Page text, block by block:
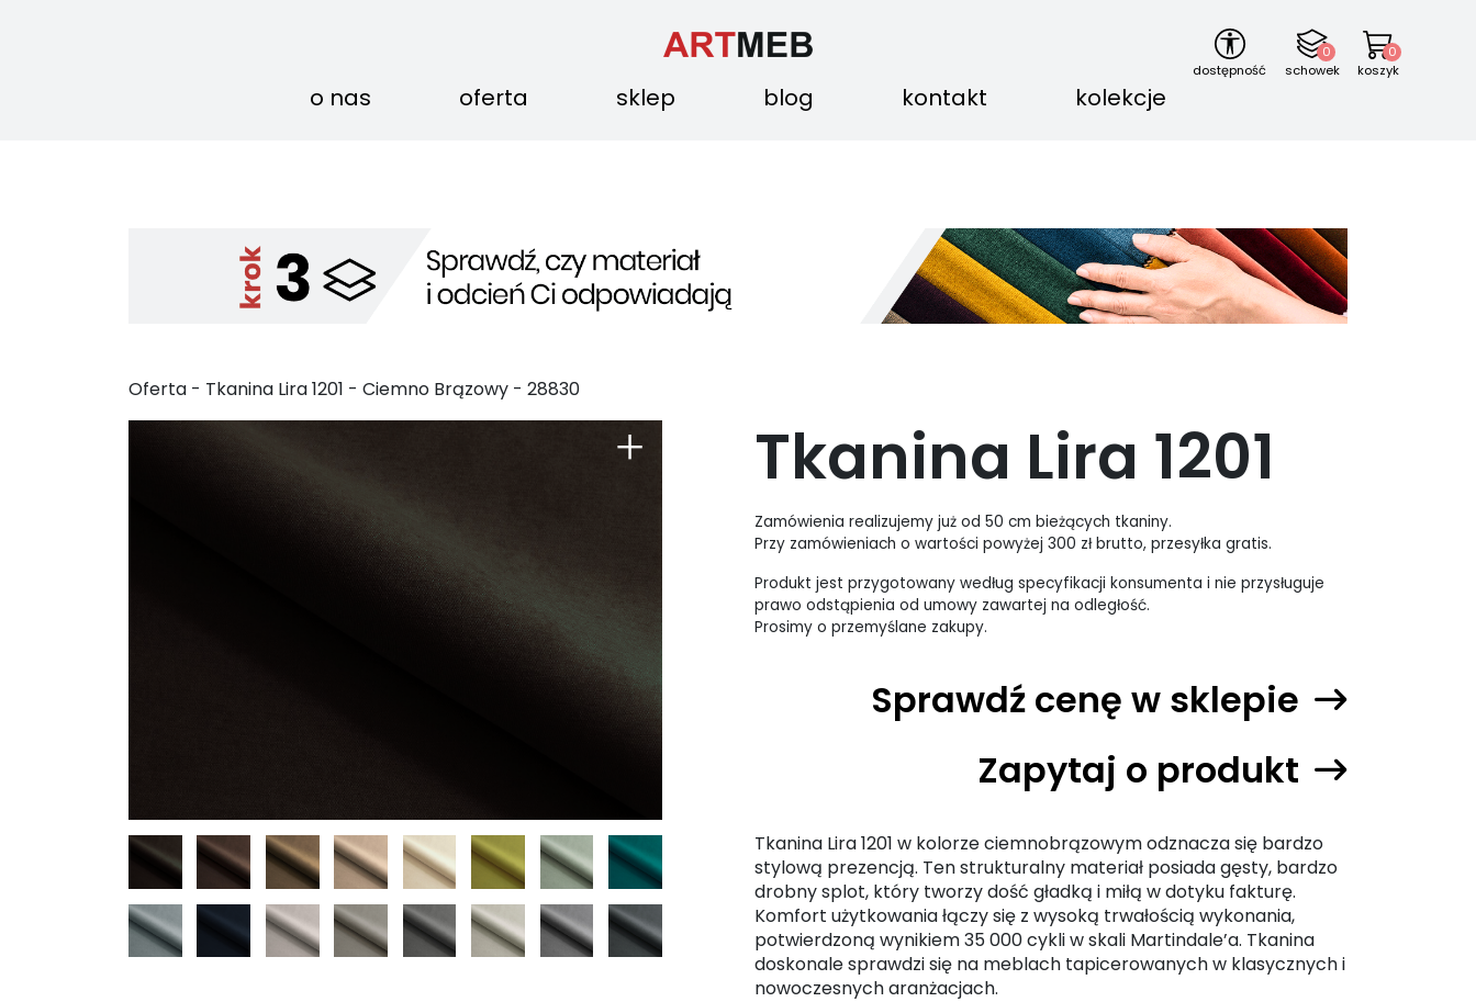
dostępność
0
schowek
0
koszyk
o nas oferta sklep blog kontakt kolekcje
Oferta - Tkanina Lira1201 - Ciemno Brązowy - 28830
+ Tkanina Lira 1201
Zamówienia realizujemy już od 50 cm bieżących tkaniny.
Przy zamówieniach o wartości powyżej 300 zł brutto, przesyłka gratis.
Produkt jest przygotowany według specyfikacji konsumenta i nie przysługuje
prawo odstąpienia od umowy zawartej na odległość.
Prosimy o przemyślane zakupy.
Sprawdź cenę w sklepie
Zapytaj o produkt
Tkanina Lira 1201 w kolorze ciemnobrązowym odznacza się bardzo
stylową prezencją. Ten strukturalny materiał posiada gęsty, bardzo
drobny splot, który tworzy dość gładką i miłą w dotyku fakturę.
Komfort użytkowania łączy się z wysoką trwałością wykonania,
potwierdzoną wynikiem 35 000 cykli w skali Martindale’a. Tkanina
doskonale sprawdzi się na meblach tapicerowanych w klasycznych i
nowoczesnych aranżacjach.